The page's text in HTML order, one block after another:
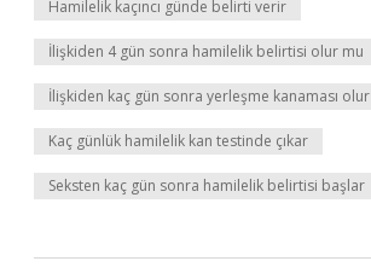
Hamilelik kaçıncı günde belirti verir
İlişkiden 4 gün sonra hamilelik belirtisi olur mu
İlişkiden kaç gün sonra yerleşme kanaması olur
Kaç günlük hamilelik kan testinde çıkar
Seksten kaç gün sonra hamilelik belirtisi başlar